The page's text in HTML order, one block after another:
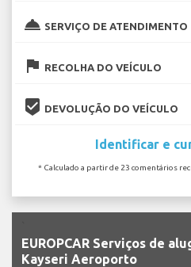
room_service SERVIÇO DE ATENDIMENTO
flag RECOLHA DO VEÍCULO
beenhere DEVOLUÇÃO DO VEÍCULO
Identificar e
* Calculado a partir de 23 comentários
EUROPCAR Serviços de
Kayseri Aeroporto